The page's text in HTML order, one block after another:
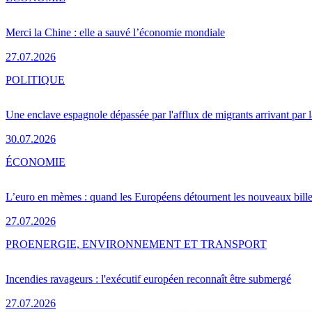
Merci la Chine : elle a sauvé l’économie mondiale
27.07.2026
Une enclave espagnole dépassée par l'afflux de migrants arrivant par
30.07.2026
POLITIQUE
L’euro en mèmes : quand les Européens détournent les nouveaux
27.07.2026
ÉCONOMIE
Incendies ravageurs : l'exécutif européen reconnaît être submergé
27.07.2026
PROENERGIE, ENVIRONNEMENT ET TRANSPORT